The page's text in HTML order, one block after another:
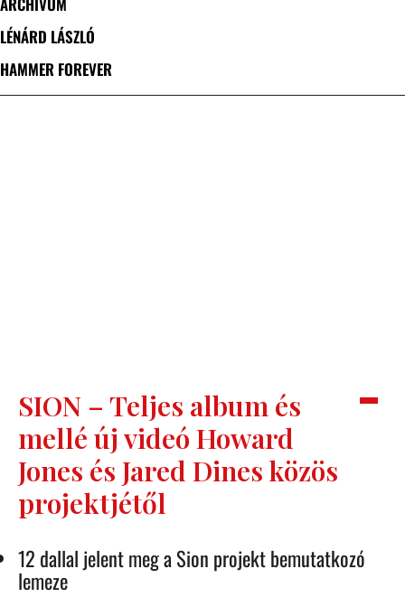
LÉNÁRD LÁSZLÓ
HAMMER FOREVER
SION – Teljes album és
mellé új videó Howard
Jones és Jared Dines közös
projektjétől
12 dallal jelent meg a Sion projekt bemutatkozó
lemeze